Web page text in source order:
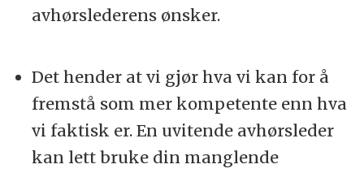
avhørslederens ønsker.
Det hender at vi gjør hva vi kan for å
fremstå som mer kompetente enn hva
vi faktisk er. En uvitende avhørsleder
kan lett bruke din manglende